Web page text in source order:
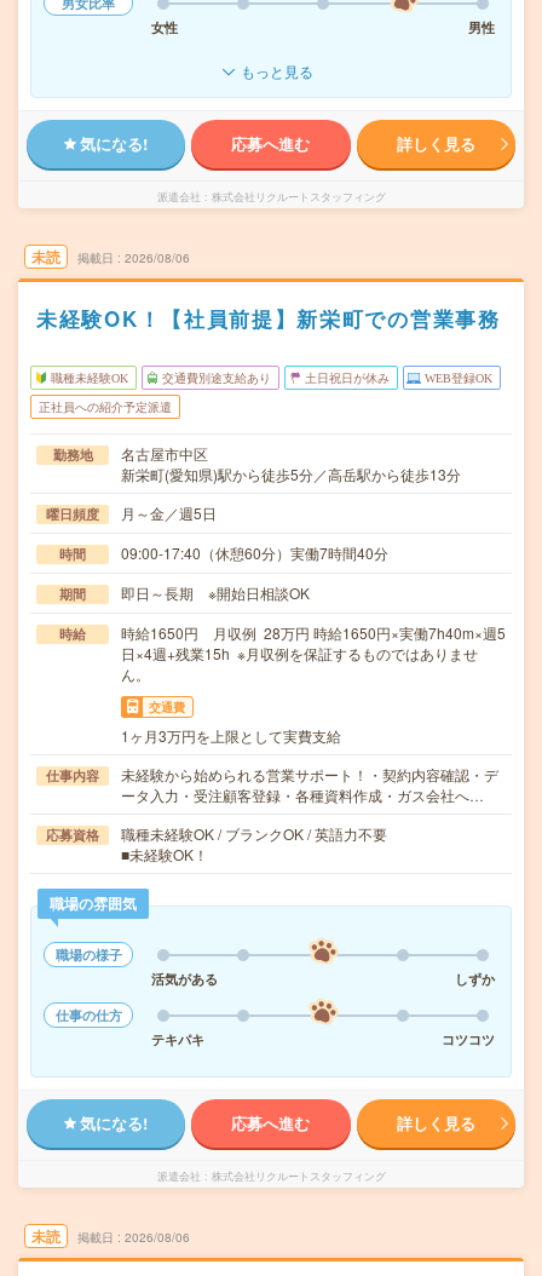
女性
男性
もっと見る
気になる! 応募へ進む 詳しく見る
派遣会社 株式会社リクルートスタッフィング
未読 掲載日 2026/08/06
未経験OK！【社員前提】新栄町での営業事務
職種未経験OK 交通費別途支給あり 土日祝日が休み WEB登録OK
正社員への紹介予定派遣
勤務地
名古屋市中区
新栄町(愛知県)駅から徒歩5分／高岳駅から徒歩13分
曜日頻度 月～金／週5日
時間 09:00-17:40（休憩60分）実働7時間40分
期間 即日～長期 ※開始日相談OK
時給
時給1650円 月収例 28万円 時給1650円×実働7h40m×週5
日×4週+残業15h ※月収例を保証するものではありませ
ん。
交通費
1ヶ月3万円を上限として実費支給
仕事内容
未経験から始められる営業サポート！・契約内容確認・デ
ータ入力・受注顧客登録・各種資料作成・ガス会社へ…
応募資格
職種未経験OK / ブランクOK / 英語力不要
■未経験OK！
職場の雰囲気
職場の様子
活気がある
しずか
仕事の仕方
テキパキ
コツコツ
気になる! 応募へ進む 詳しく見る
派遣会社 株式会社リクルートスタッフィング
未読 掲載日 2026/08/06